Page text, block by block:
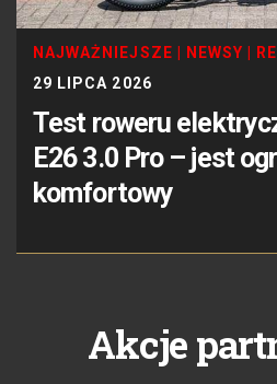
NAJWAŻNIEJSZE NEWSY
29 LIPCA 2026
Test roweru
E26 3.0 Pro – jest
komfortowy
Akcje